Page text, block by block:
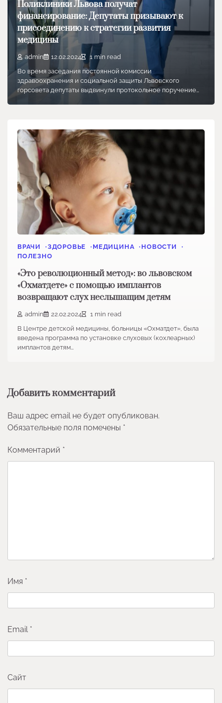
Поликлиники Львова получат
финансирование: Депутаты призывают к
присоединению к стратегии развития
медицины
admin 12.02.2024
1 min read
Во время заседания постоянной комиссии
здравоохранения и социальной защиты Львовского
горсовета депутаты выдвинули протокольное поручение…
ВРАЧИ ЗДОРОВЬЕ МЕДИЦИНА
НОВОСТИ
ПОЛЕЗНО
«Это революционный метод»: во львовском
«Охматдете» с помощью имплантов
возвращают слух неслышащим детям
admin 22.02.2024
1 min read
В Центре детской медицины, больницы «Охматдет», была
введена программа по установке слуховых (кохлеарных)
имплантов детям…
Добавить комментарий
Ваш адрес email не будет опубликован.
Обязательные поля помечены *
Комментарий *
Имя *
Email *
Сайт